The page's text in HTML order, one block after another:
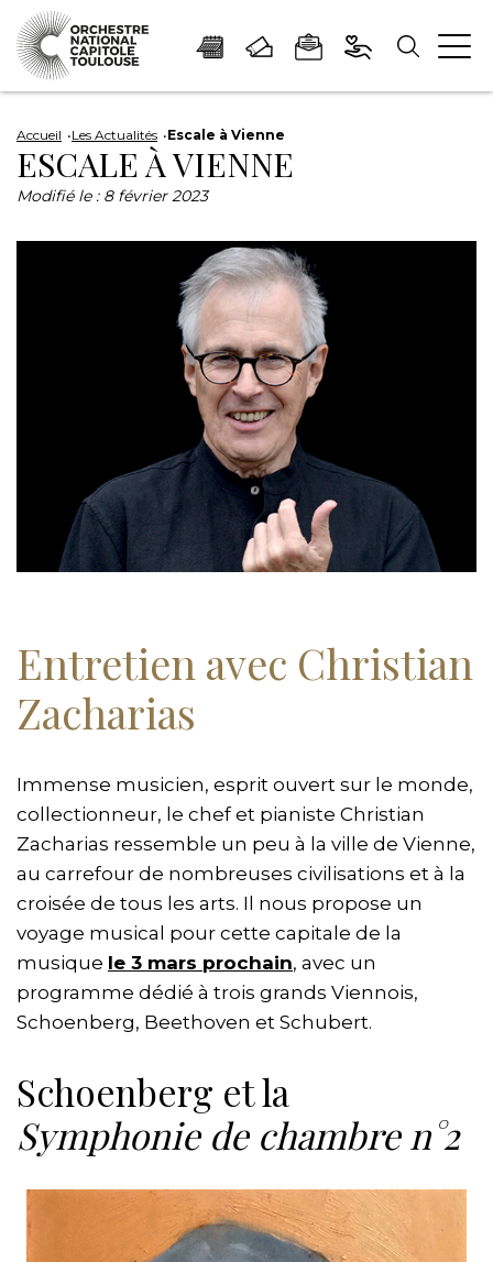
Panneau de gestion des cookies
au
contenu
principal
à
la
navigation
à
la
Accueil Les Actualités Escale à Vienne
ESCALE À VIENNE
Modifié le : 8 février 2023
Entretien avec Christian
Zacharias
Immense musicien, esprit ouvert sur le monde,
collectionneur, le chef et pianiste Christian
Zacharias ressemble un peu à la ville de Vienne,
au carrefour de nombreuses civilisations et à la
croisée de tous les arts. Il nous propose un
voyage musical pour cette capitale de la
musique le 3 mars prochain, avec un
programme dédié à trois grands Viennois,
Schoenberg, Beethoven et Schubert.
Schoenberg et la
Symphonie de chambre n°2